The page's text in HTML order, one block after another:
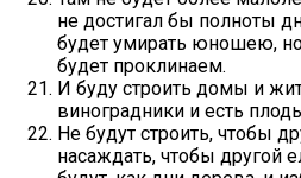
не достигал бы полноты
будет умирать юношею,
будет проклинаем.
И буду строить домы и
виноградники и есть
Не будут строить, чтобы
насаждать, чтобы другой